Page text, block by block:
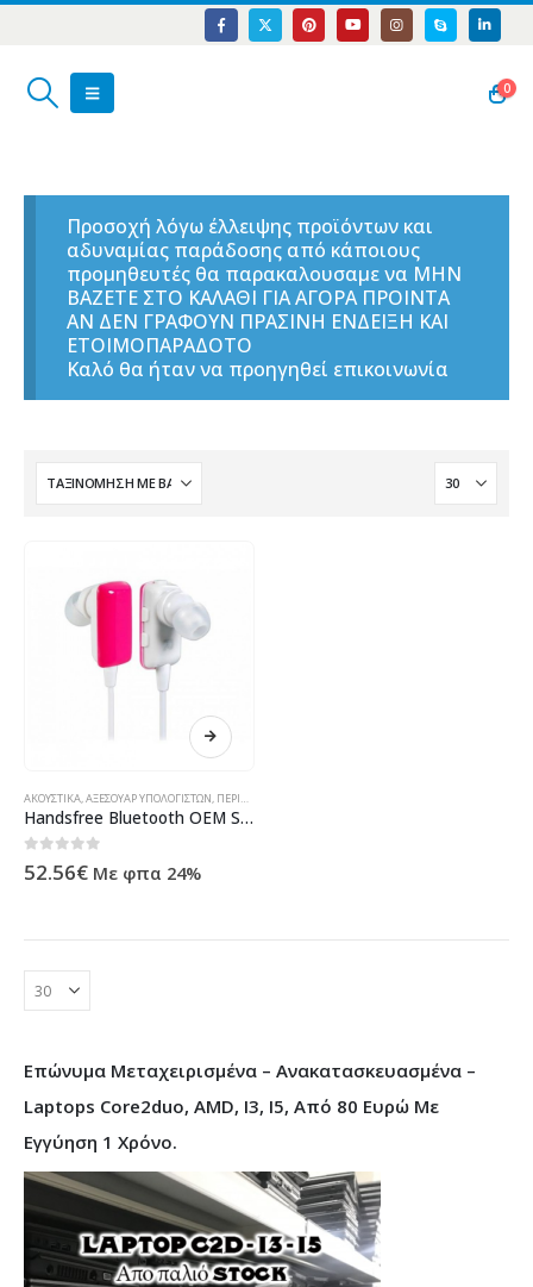
0
Προσοχή λόγω έλλειψης προϊόντων και
αδυναμίας παράδοσης από κάποιους
προμηθευτές θα παρακαλουσαμε να ΜΗΝ
ΒΑΖΕΤΕ ΣΤΟ ΚΑΛΑΘΙ ΓΙΑ ΑΓΟΡΑ ΠΡΟΙΝΤΑ
ΑΝ ΔΕΝ ΓΡΑΦΟΥΝ ΠΡΑΣΙΝΗ ΕΝΔΕΙΞΗ ΚΑΙ
ΕΤΟΙΜΟΠΑΡΑΔΟΤΟ
Καλό θα ήταν να προηγηθεί επικοινωνία
ΑΚΟΥΣΤΙΚΆ ΑΞΕΣΟΥΆΡ ΥΠΟΛΟΓΙΣΤΏΝ ΠΕΡΙΦΕΡΕΙΑΚΆ ΥΠΟΛΟΓΙΣΤΏΝ
Handsfree Bluetooth ΟΕΜ S301 – 20281
0out of 5
52.56€ Με φπα 24%
Επώνυμα Μεταχειρισμένα – Ανακατασκευασμένα –
Laptops Core2duo, AMD, I3, I5, Από 80 Ευρώ Με
Εγγύηση 1 Χρόνο.